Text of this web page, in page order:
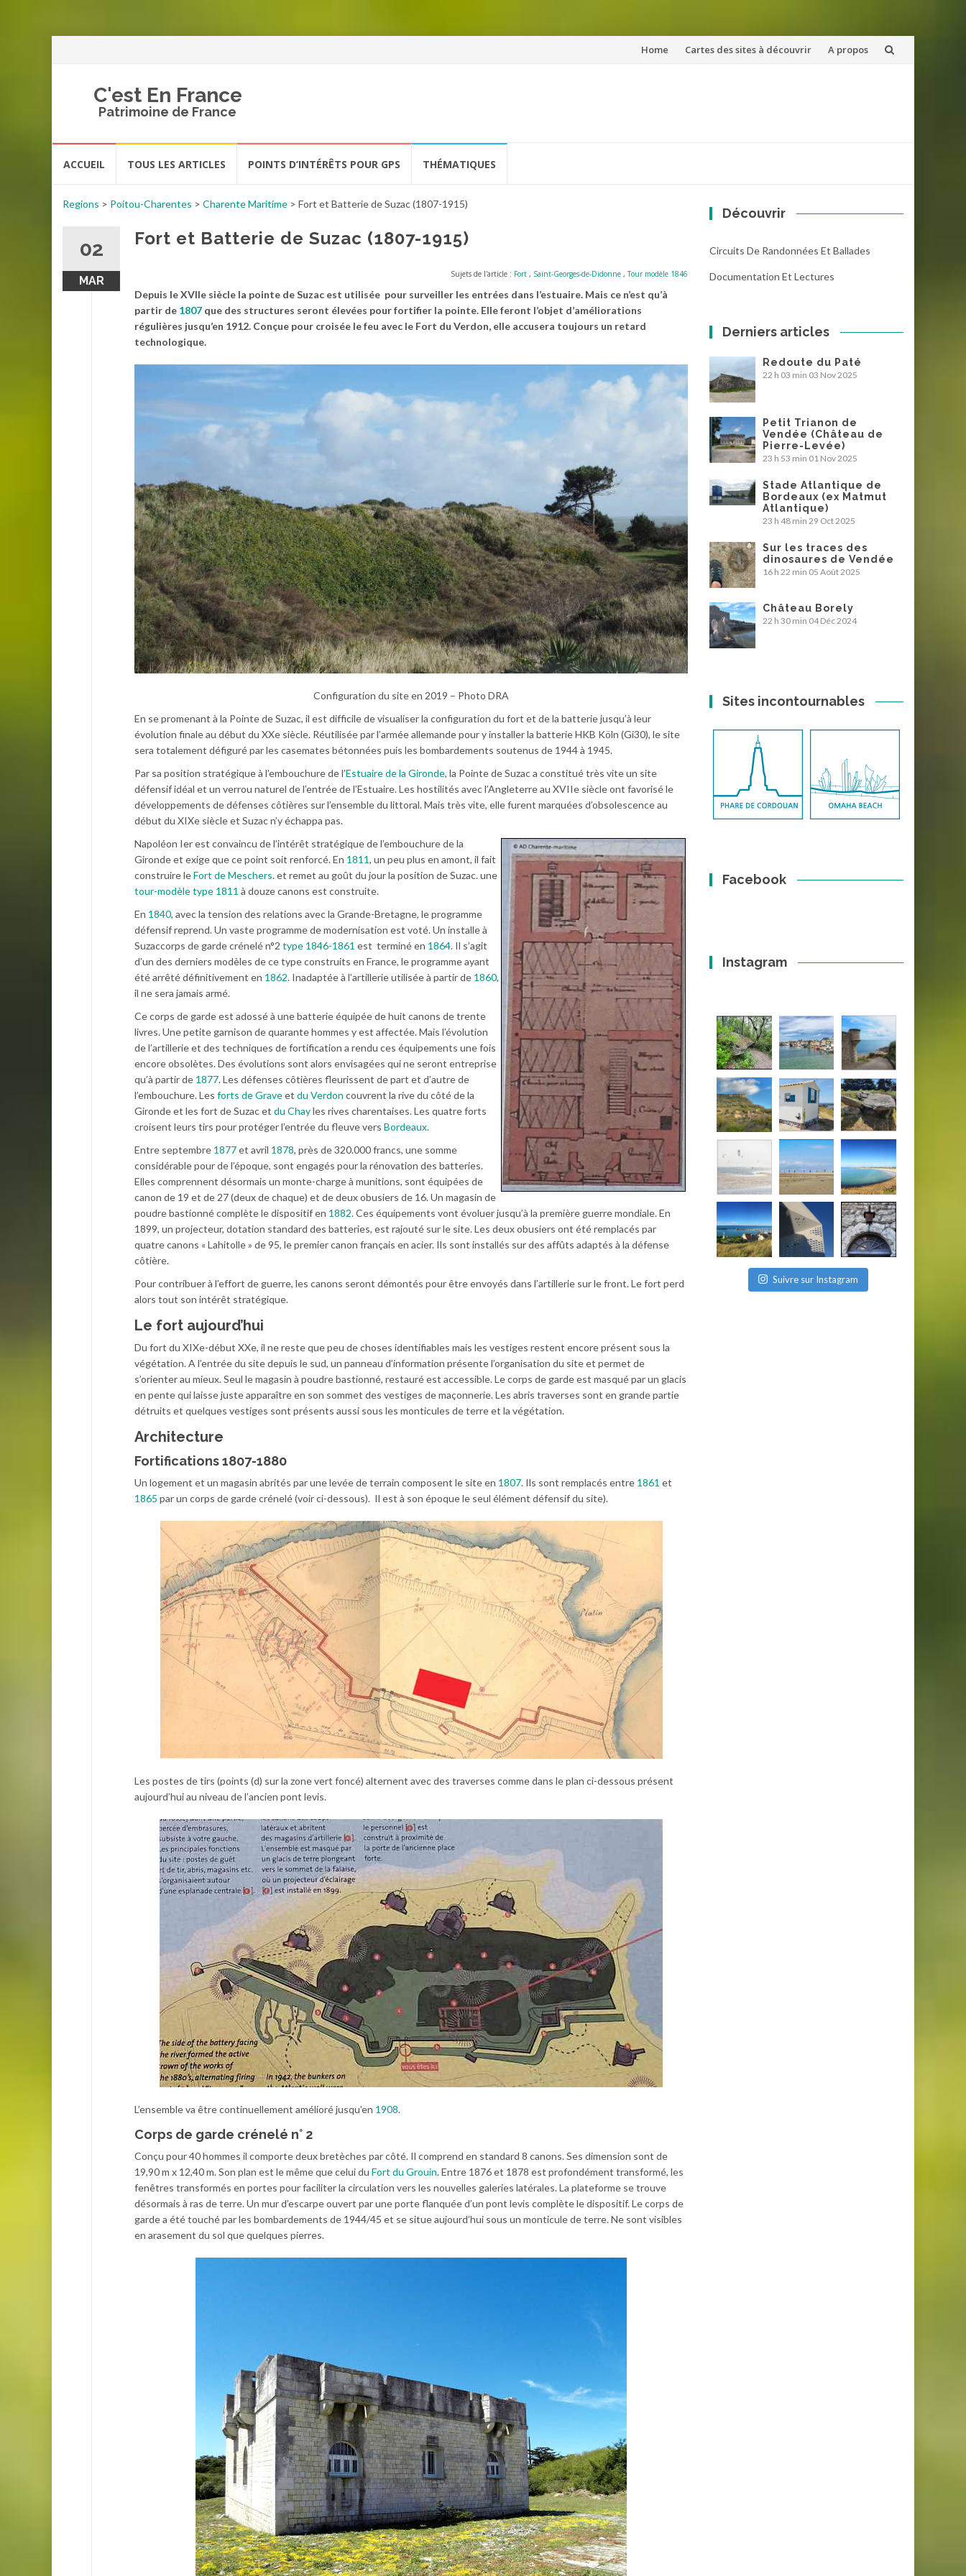
Aller
Home Cartes des sites à découvrir A propos
C'est En France
Patrimoine de France
ACCUEIL TOUS LES ARTICLES POINTS D’INTÉRÊTS POUR GPS THÉMATIQUES
Regions > Poitou-Charentes > Charente Maritime > Fort et Batterie de Suzac (1807-1915)
02
MAR
Fort et Batterie de Suzac (1807-1915)
Sujets de l'article : Fort , Saint-Georges-de-Didonne ,Tour modèle 1846
Depuis le XVIIe siècle la pointe de Suzac est utilisée pour surveiller les entrées dans l’estuaire. Mais ce n’est qu’à
partir de 1807 que des structures seront élevées pour fortifier la pointe. Elle feront l’objet d’améliorations
régulières jusqu’en 1912. Conçue pour croisée le feu avec le Fort du Verdon, elle accusera toujours un retard
technologique.
Configuration du site en 2019 – Photo DRA
En se promenant à la Pointe de Suzac, il est difficile de visualiser la configuration du fort et de la batterie jusqu’à leur
évolution finale au début du XXe siècle. Réutilisée par l’armée allemande pour y installer la batterie HKB Köln (Gi30), le site
sera totalement défiguré par les casemates bétonnées puis les bombardements soutenus de 1944 à 1945.
Par sa position stratégique à l’embouchure de l’Estuaire de la Gironde, la Pointe de Suzac a constitué très vite un site
défensif idéal et un verrou naturel de l’entrée de l’Estuaire. Les hostilités avec l’Angleterre au XVIIe siècle ont favorisé le
développements de défenses côtières sur l’ensemble du littoral. Mais très vite, elle furent marquées d’obsolescence au
début du XIXe siècle et Suzac n’y échappa pas.
Napoléon Ier est convaincu de l’intérêt stratégique de l’embouchure de la
Gironde et exige que ce point soit renforcé. En 1811, un peu plus en amont, il fait
construire leFort de Meschers. et remet au goût du jour la position de Suzac. une
tour-modèle type 1811 à douze canons est construite.
En 1840, avec la tension des relations avec la Grande-Bretagne, le programme
défensif reprend. Un vaste programme de modernisation est voté. Un installe à
Suzaccorps de garde crénelé n°2 type 1846-1861 est terminé en 1864. Il s’agit
d’un des derniers modèles de ce type construits en France, le programme ayant
été arrêté définitivement en 1862. Inadaptée à l’artillerie utilisée à partir de 1860,
il ne sera jamais armé.
Ce corps de garde est adossé à une batterie équipée de huit canons de trente
livres. Une petite garnison de quarante hommes y est affectée. Mais l’évolution
de l’artillerie et des techniques de fortification a rendu ces équipements une fois
encore obsolètes. Des évolutions sont alors envisagées qui ne seront entreprise
qu’à partir de 1877. Les défenses côtières fleurissent de part et d’autre de
l’embouchure. Les forts de Graveet du Verdon couvrent la rive du côté de la
Gironde et les fort de Suzac et du Chayles rives charentaises. Les quatre forts
croisent leurs tirs pour protéger l’entrée du fleuve vers Bordeaux.
Entre septembre 1877et avril 1878, près de 320.000 francs, une somme
considérable pour de l’époque, sont engagés pour la rénovation des batteries.
Elles comprennent désormais un monte-charge à munitions, sont équipées de
canon de 19 et de 27 (deux de chaque) et de deux obusiers de 16. Un magasin de
poudre bastionné complète le dispositif en 1882. Ces équipements vont évoluer jusqu’à la première guerre mondiale. En
1899, un projecteur, dotation standard des batteries, est rajouté sur le site. Les deux obusiers ont été remplacés par
quatre canons « Lahitolle » de 95, le premier canon français en acier. Ils sont installés sur des affûts adaptés à la défense
côtière.
Pour contribuer à l’effort de guerre, les canons seront démontés pour être envoyés dans l’artillerie sur le front. Le fort perd
alors tout son intérêt stratégique.
Le fort aujourd’hui
Du fort du XIXe-début XXe, il ne reste que peu de choses identifiables mais les vestiges restent encore présent sous la
végétation. A l’entrée du site depuis le sud, un panneau d’information présente l’organisation du site et permet de
s’orienter au mieux. Seul le magasin à poudre bastionné, restauré est accessible. Le corps de garde est masqué par un glacis
en pente qui laisse juste apparaître en son sommet des vestiges de maçonnerie. Les abris traverses sont en grande partie
détruits et quelques vestiges sont présents aussi sous les monticules de terre et la végétation.
Architecture
Fortifications 1807-1880
Un logement et un magasin abrités par une levée de terrain composent le site en 1807. Ils sont remplacés entre 1861 et
1865 par un corps de garde crénelé (voir ci-dessous). Il est à son époque le seul élément défensif du site).
Les postes de tirs (points (d) sur la zone vert foncé) alternent avec des traverses comme dans le plan ci-dessous présent
aujourd’hui au niveau de l’ancien pont levis.
L’ensemble va être continuellement amélioré jusqu’en 1908.
Corps de garde crénelé n° 2
Conçu pour 40 hommes il comporte deux bretèches par côté. Il comprend en standard 8 canons. Ses dimension sont de
19,90 m x 12,40 m. Son plan est le même que celui du Fort du Grouin. Entre 1876 et 1878 est profondément transformé, les
fenêtres transformés en portes pour faciliter la circulation vers les nouvelles galeries latérales. La plateforme se trouve
désormais à ras de terre. Un mur d’escarpe ouvert par une porte flanquée d’un pont levis complète le dispositif. Le corps de
garde a été touché par les bombardements de 1944/45 et se situe aujourd’hui sous un monticule de terre. Ne sont visibles
en arasement du sol que quelques pierres.
Découvrir
Circuits De Randonnées Et Ballades
Documentation Et Lectures
Derniers articles
Redoute du Paté
22 h 03 min 03 Nov 2025
Petit Trianon de
Vendée (Château de
Pierre-Levée)
23 h 53 min 01 Nov 2025
Stade Atlantique de
Bordeaux (ex Matmut
Atlantique)
23 h 48 min 29 Oct 2025
Sur les traces des
dinosaures de Vendée
16 h 22 min 05 Août 2025
Château Borely
22 h 30 min 04 Déc 2024
Sites incontournables
Facebook
Instagram
Suivre sur Instagram